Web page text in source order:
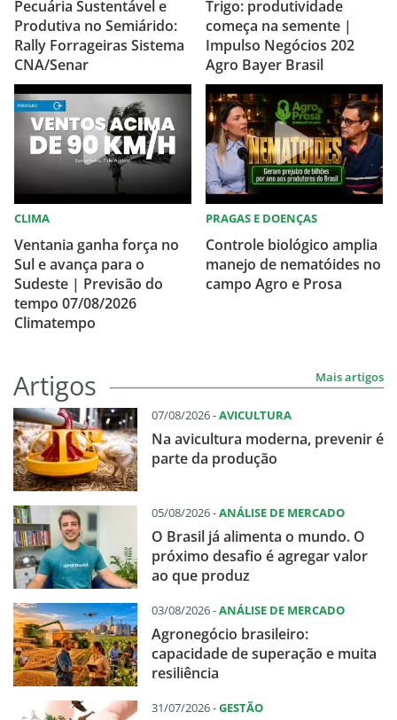
Pecuária Sustentável e
Produtiva no Semiárido:
Rally Forrageiras Sistema
CNA/Senar
Trigo: produtividade
começa na semente |
Impulso Negócios 202
Agro Bayer Brasil
CLIMA
Ventania ganha força no
Sul e avança para o
Sudeste | Previsão do
tempo 07/08/2026
Climatempo
PRAGAS E DOENÇAS
Controle biológico amplia
manejo de nematóides no
campo Agro e Prosa
Artigos Mais artigos
07/08/2026 -AVICULTURA
Na avicultura moderna, prevenir é
parte da produção
05/08/2026 -ANÁLISE DE MERCADO
O Brasil já alimenta o mundo. O
próximo desafio é agregar valor
ao que produz
03/08/2026 -ANÁLISE DE MERCADO
Agronegócio brasileiro:
capacidade de superação e muita
resiliência
31/07/2026 -GESTÃO